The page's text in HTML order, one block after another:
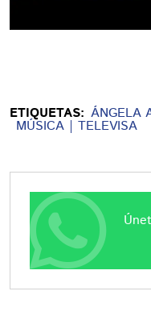
ETIQUETAS: ÁNGELA
MÚSICA TELEVISA